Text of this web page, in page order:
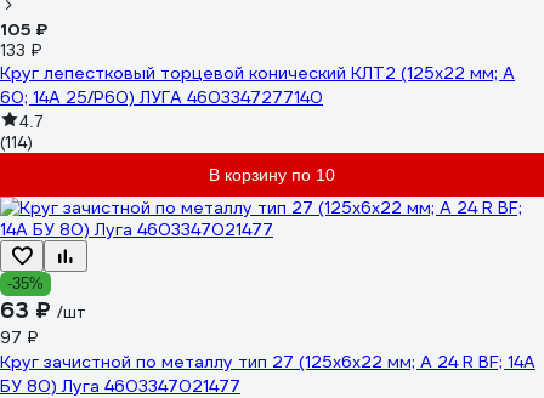
105 ₽
133 ₽
Круг лепестковый торцевой конический КЛТ2 (125х22 мм; А
60; 14А 25/Р60) ЛУГА 4603347277140
4.7
(114)
В корзину по 10
-35%
63 ₽ /шт
97 ₽
Круг зачистной по металлу тип 27 (125х6х22 мм; A 24 R BF; 14А
БУ 80) Луга 4603347021477